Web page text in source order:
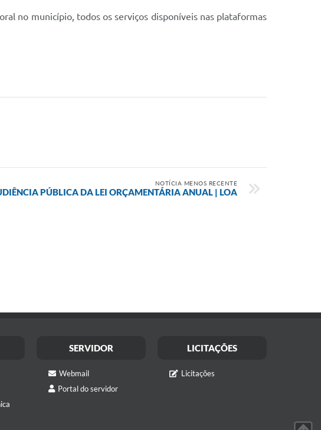
no município, todos os serviços disponíveis nas plataformas
NOTÍCIA MENOS RECENTE
PÚBLICA DA LEI ORÇAMENTÁRIA ANUAL | LOA
SERVIDOR
Webmail
Portal do servidor
LICITAÇÕES
Licitações